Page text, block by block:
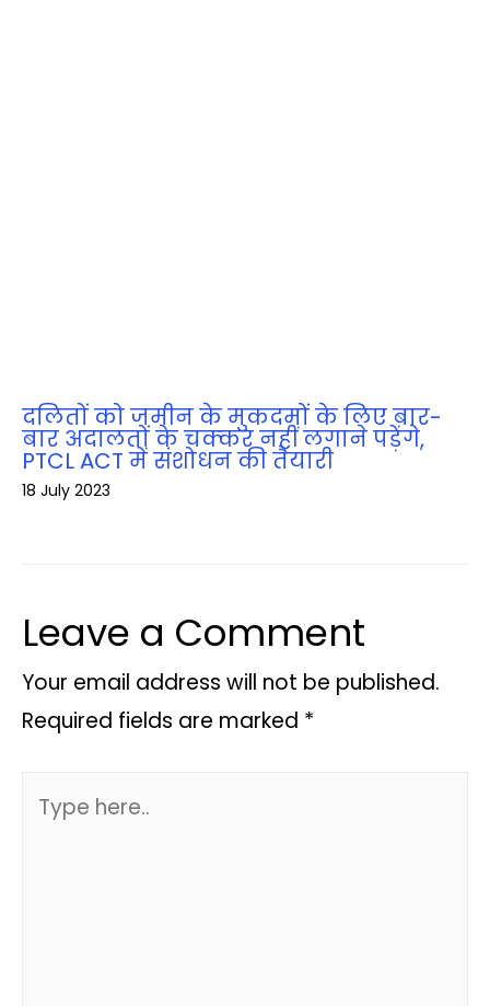
दलितों को जमीन के मुकदमों के लिए बार-
बार अदालतों के चक्‍कर नहीं लगाने पड़ेंगे,
PTCL ACT में संशोधन की तैयारी
18 July 2023
Leave a Comment
Your email address will not be published.
Required fields are marked *